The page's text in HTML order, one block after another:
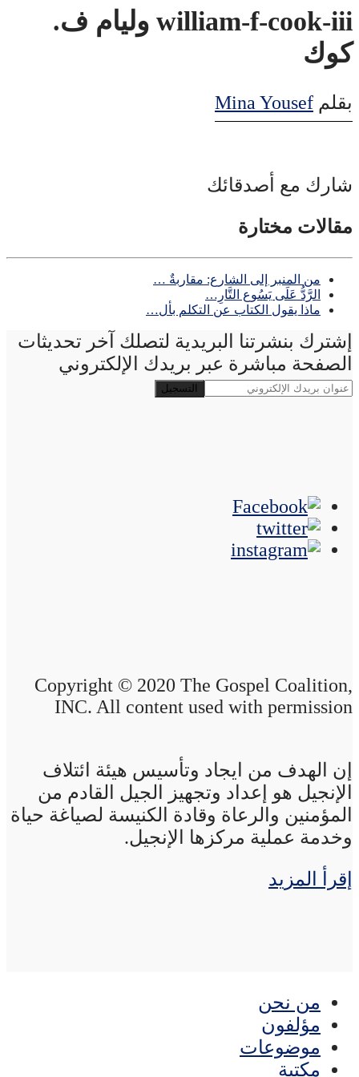
william-f-cook-iii وليام ف.
كوك
بقلم Mina Yousef
شارك مع أصدقائك
مقالات مختارة
من المنبر إلى الشارع: مقاربةٌ …
الرَّدُّ عَلَى يَسُوع التَّارِ…
ماذا يقول الكتاب عن التكلم بأل…
إشترك بنشرتنا البريدية لتصلك آخر تحديثات
الصفحة مباشرة عبر بريدك الإلكتروني
Copyright © 2020 The Gospel Coalition,
INC. All content used with permission
إن الهدف من ايجاد وتأسيس هيئة ائتلاف
الإنجيل هو إعداد وتجهيز الجيل القادم من
المؤمنين والرعاة وقادة الكنيسة لصياغة حياة
وخدمة عملية مركزها الإنجيل.
إقرأ المزيد
من نحن
مؤلفون
موضوعات
مكتبة